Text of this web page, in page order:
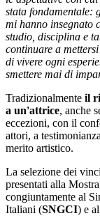
stata fondamentale:
mi hanno insegnato
studio, disciplina e
continuare a
di vivere ogni
smettere mai di
Tradizionalmente il
a un'attrice, anche
eccezioni, con il
attori, a
merito artistico.
La selezione dei
presentati alla
congiuntamente al
Italiani (SNGCI) e